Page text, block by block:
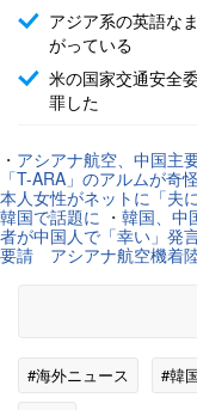
アジア系の英語な
がっている
米の国家交通安全
罪した
・ アシアナ航空、中国主
「T-ARA」のアルムが
本人女性がネットに「夫
韓国で話題に ・ 韓国、中
者が中国人で「幸い」発
要請 アシアナ航空機着
#海外ニュース #韓